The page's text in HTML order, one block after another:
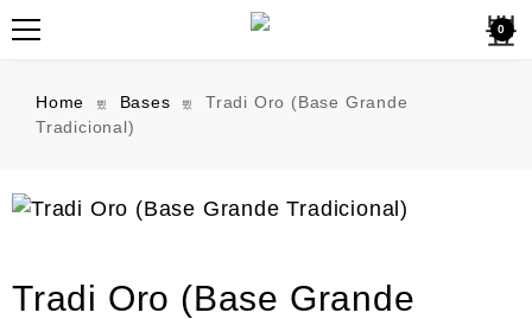
0
Home Bases
Tradi Oro (Base Grande
Tradicional)
Tradi Oro (Base Grande